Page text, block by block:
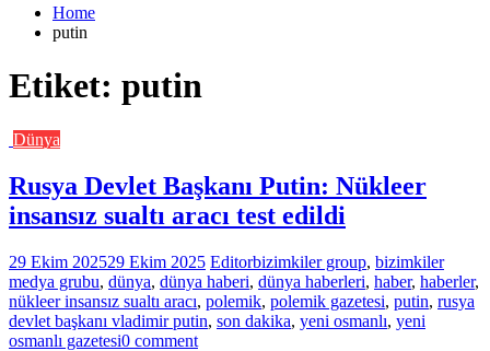
Home
putin
Etiket: putin
Dünya
Rusya Devlet Başkanı Putin: Nükleer
insansız sualtı aracı test edildi
29 Ekim 202529 Ekim 2025 Editorbizimkiler group, bizimkiler
medya grubu, dünya, dünya haberi, dünya haberleri, haber, haberler,
nükleer insansız sualtı aracı, polemik, polemik gazetesi, putin, rusya
devlet başkanı vladimir putin, son dakika, yeni osmanlı, yeni
osmanlı gazetesi0 comment